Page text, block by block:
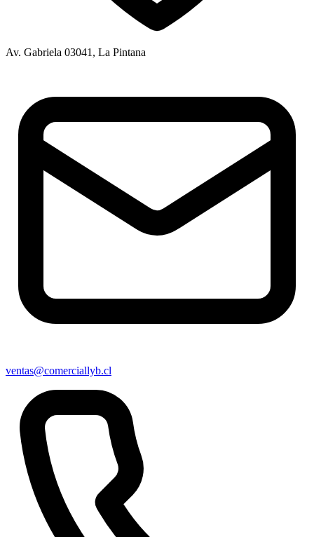
Av. Gabriela 03041, La Pintana
ventas@comerciallyb.cl